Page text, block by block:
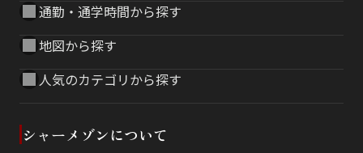
通勤・通学時間から探す
地図から探す
人気のカテゴリから探す
シャーメゾンについて